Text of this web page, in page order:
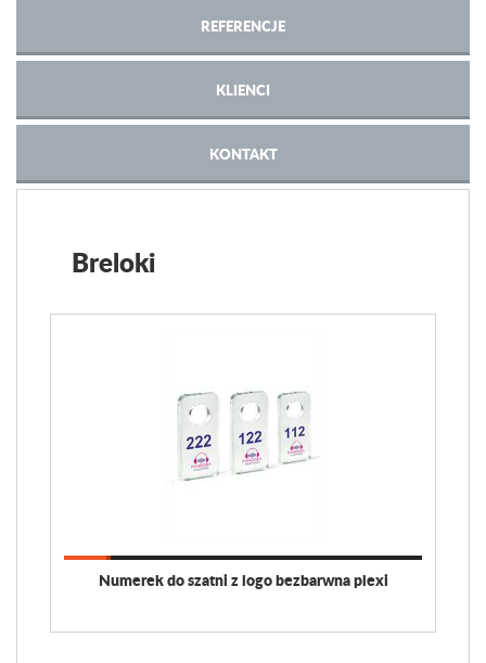
REFERENCJE
KLIENCI
KONTAKT
Breloki
Numerek do szatni z logo bezbarwna plexi